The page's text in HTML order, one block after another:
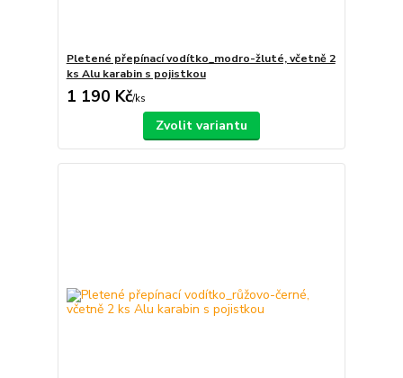
Pletené přepínací vodítko_modro-žluté, včetně 2
ks Alu karabin s pojistkou
1 190 Kč/ks
Zvolit variantu